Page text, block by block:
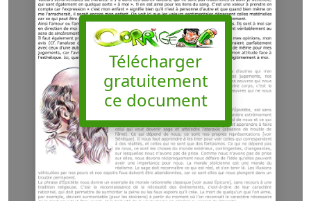
Télécharger
gratuitement
ce document